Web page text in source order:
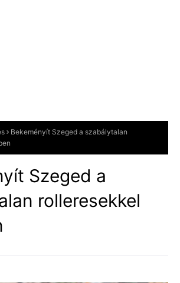
Bekeményít Szeged a szabálytalan
Szeged a
rolleresekkel